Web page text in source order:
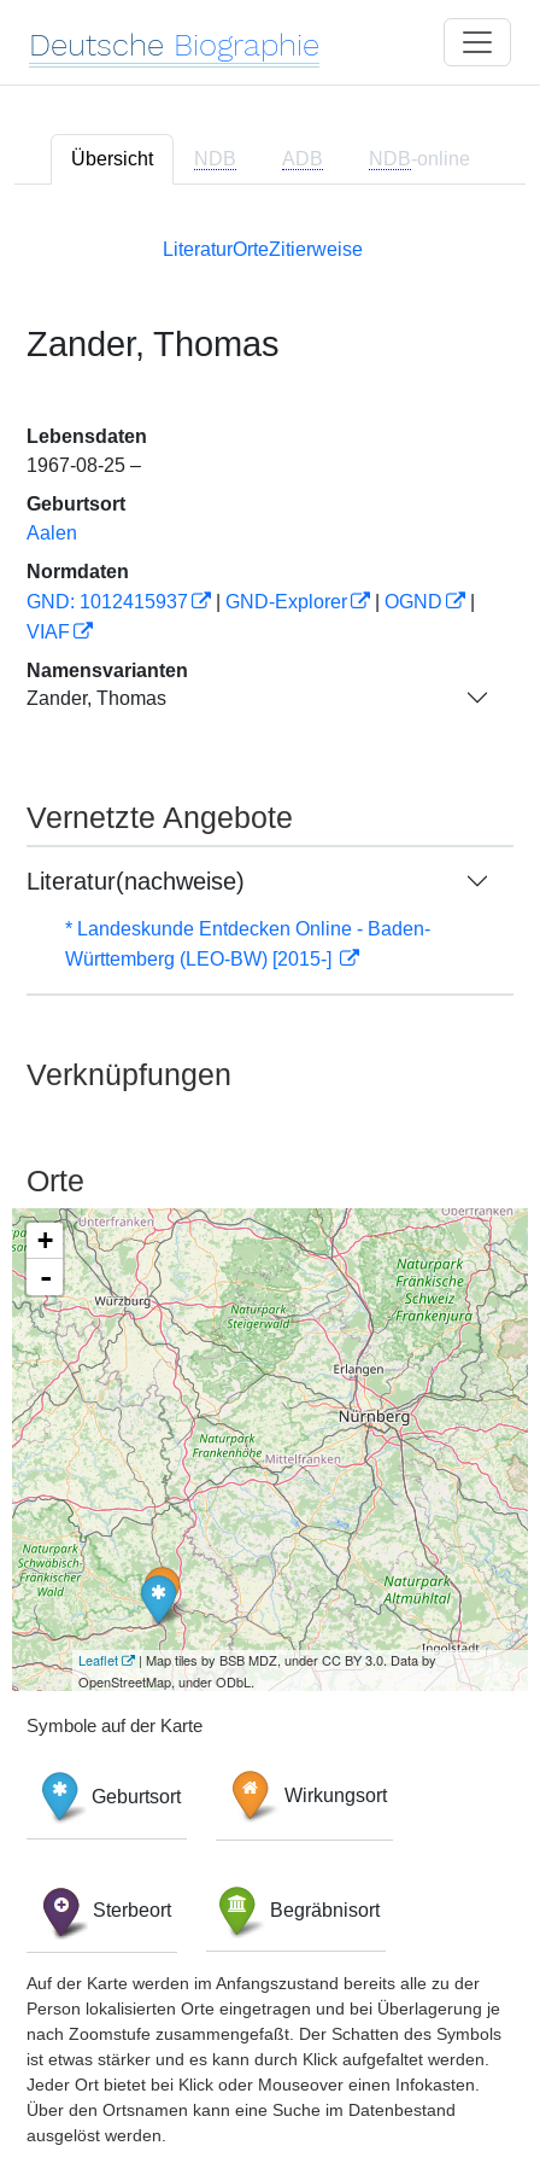
Deutsche Biographie
Übersicht NDB ADB NDB-online
LiteraturOrteZitierweise
Zander, Thomas
Lebensdaten
1967-08-25 –
Geburtsort
Aalen
Normdaten
GND: 1012415937
GND-Explorer OGND
VIAF
Namensvarianten
Zander, Thomas
Vernetzte Angebote
Literatur(nachweise)
* Landeskunde Entdecken Online - Baden-
Württemberg (LEO-BW) [2015-]
Verknüpfungen
Orte
+
-
Leaflet
| Map tiles by BSB MDZ, under CC BY 3.0. Data by
OpenStreetMap, under ODbL.
Symbole auf der Karte
Geburtsort Wirkungsort
Sterbeort Begräbnisort
Auf der Karte werden im Anfangszustand bereits alle zu der
Person lokalisierten Orte eingetragen und bei Überlagerung je
nach Zoomstufe zusammengefaßt. Der Schatten des Symbols
ist etwas stärker und es kann durch Klick aufgefaltet werden.
Jeder Ort bietet bei Klick oder Mouseover einen Infokasten.
Über den Ortsnamen kann eine Suche im Datenbestand
ausgelöst werden.